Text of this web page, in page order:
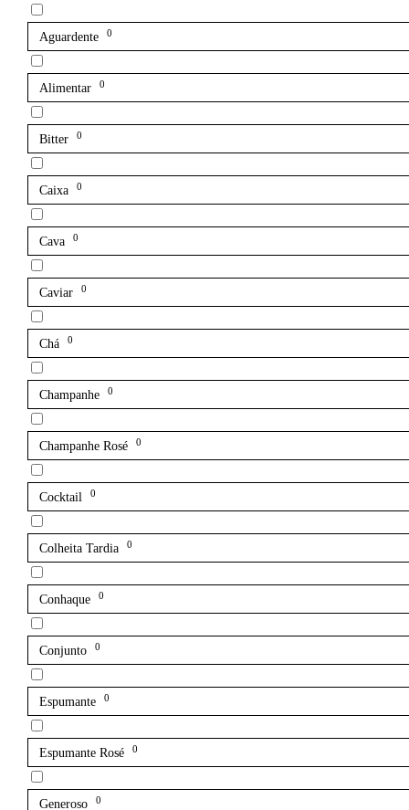
Aguardente 0
Alimentar 0
Bitter 0
Caixa 0
Cava 0
Caviar 0
Chá 0
Champanhe 0
Champanhe Rosé 0
Cocktail 0
Colheita Tardia 0
Conhaque 0
Conjunto 0
Espumante 0
Espumante Rosé 0
Generoso 0